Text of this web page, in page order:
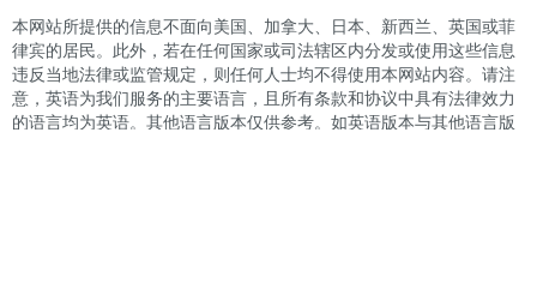
本网站所提供的信息不面向美国、加拿大、日本、新西兰、英国或菲
律宾的居民。此外，若在任何国家或司法辖区内分发或使用这些信息
违反当地法律或监管规定，则任何人士均不得使用本网站内容。请注
意，英语为我们服务的主要语言，且所有条款和协议中具有法律效力
的语言均为英语。其他语言版本仅供参考。如英语版本与其他语言版